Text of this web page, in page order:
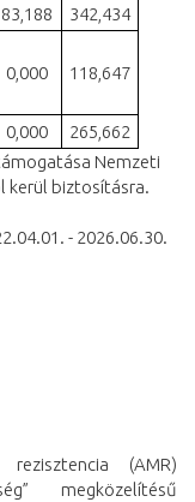
83,188
342,434
0,000 118,647
0,000
265,662
Nemzeti
kerül biztosításra.
- 2026.06.30.
(AMR)
megközelítésű